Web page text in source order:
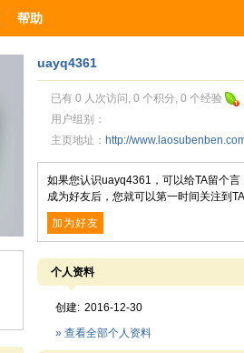
帮助
uayq4361
已有 0 人次访问, 0 个积分, 0 个经验
用户组别：
主页地址： http://
如果您认识uayq4361，可以给TA留个
成为好友后，您就可以第一时间关注到
加为好友
个人资料
创建: 2016-12-30
» 查看全部个人资料